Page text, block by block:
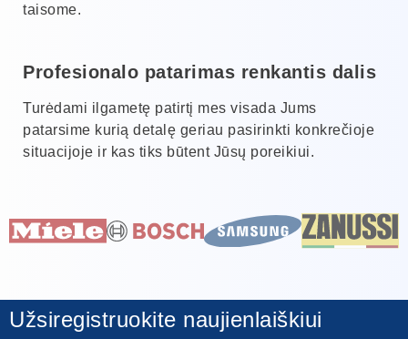
taisome.
Profesionalo patarimas renkantis dalis
Turėdami ilgametę patirtį mes visada Jums
patarsime kurią detalę geriau pasirinkti konkrečioje
situacijoje ir kas tiks būtent Jūsų poreikiui.
Užsiregistruokite naujienlaiškiui